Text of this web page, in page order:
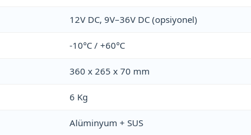
12V DC, 9V–36V DC (opsiyonel)
-10°C / +60°C
360 x 265 x 70 mm
6 Kg
Alüminyum + SUS